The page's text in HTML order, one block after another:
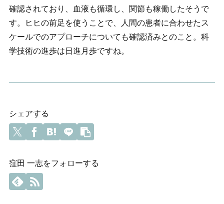
確認されており、血液も循環し、関節も稼働したそうで
す。ヒヒの前足を使うことで、人間の患者に合わせたス
ケールでのアプローチについても確認済みとのこと。科
学技術の進歩は日進月歩ですね。
シェアする
窪田 一志をフォローする